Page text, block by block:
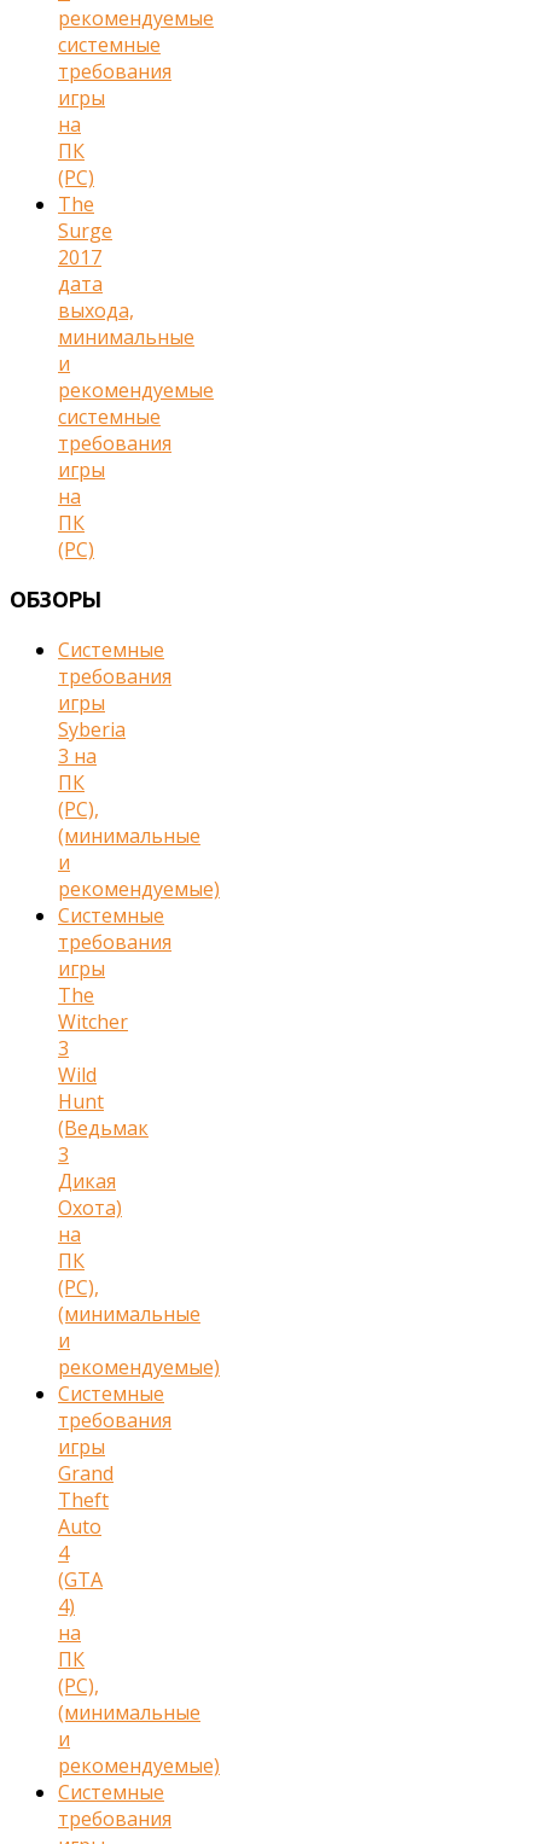
рекомендуемые
системные
требования
игры
на
ПК
(PC)
The
Surge
2017
дата
выхода,
минимальные
и
рекомендуемые
системные
требования
игры
на
ПК
(PC)
ОБЗОРЫ
Cистемные
требования
игры
Syberia
3 на
ПК
(PC),
(минимальные
и
рекомендуемые)
Cистемные
требования
игры
The
Witcher
3
Wild
Hunt
(Ведьмак
3
Дикая
Охота)
на
ПК
(PC),
(минимальные
и
рекомендуемые)
Cистемные
требования
игры
Grand
Theft
Auto
4
(GTA
4)
на
ПК
(PC),
(минимальные
и
рекомендуемые)
Cистемные
требования